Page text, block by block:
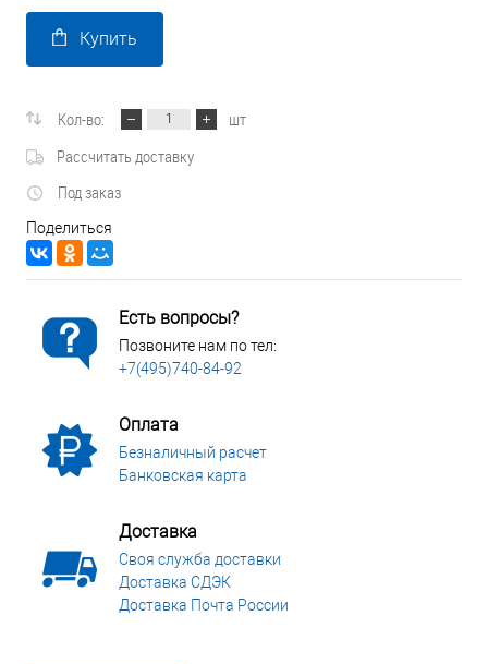
Купить
Кол-во:
шт
Рассчитать доставку
Под заказ
Поделиться
Есть вопросы?
Позвоните нам по тел:
+7(495)740-84-92
Оплата
Безналичный расчет
Банковская карта
Доставка
Своя служба доставки
Доставка СДЭК
Доставка Почта России